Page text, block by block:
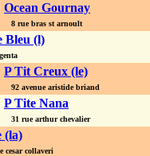
Ocean Gournay
8 rue bras st arnoult
Bleu (l)
P Tit Creux (le)
92 avenue aristide briand
P Tite Nana
31 rue arthur chevalier
(la)
cesar collaveri